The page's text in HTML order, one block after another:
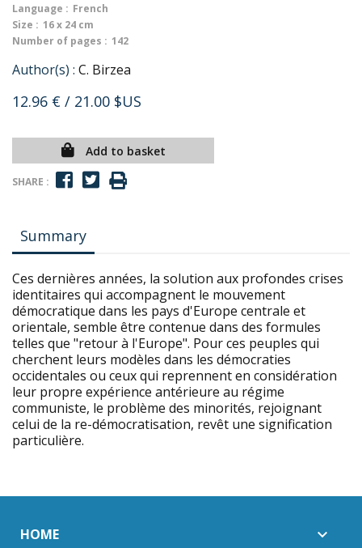
Language : French
Size : 16 x 24 cm
Number of pages : 142
Author(s) : C. Birzea
12.96 € / 21.00 $US
Add to basket
SHARE :
Summary
Ces dernières années, la solution aux profondes crises
identitaires qui accompagnent le mouvement
démocratique dans les pays d'Europe centrale et
orientale, semble être contenue dans des formules
telles que "retour à l'Europe". Pour ces peuples qui
cherchent leurs modèles dans les démocraties
occidentales ou ceux qui reprennent en considération
leur propre expérience antérieure au régime
communiste, le problème des minorités, rejoignant
celui de la re-démocratisation, revêt une signification
particulière.
HOME 